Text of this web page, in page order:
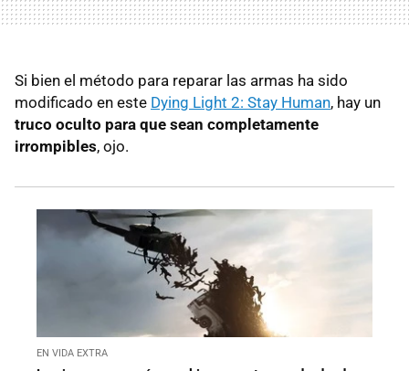
Si bien el método para reparar las armas ha sido
modificado en este Dying Light 2: Stay Human, hay un
truco oculto para que sean completamente
irrompibles, ojo.
EN VIDA EXTRA